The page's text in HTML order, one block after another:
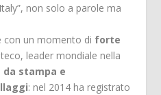
non solo a parole ma
con un momento di forte
leader mondiale nella
da stampa e
: nel 2014 ha registrato